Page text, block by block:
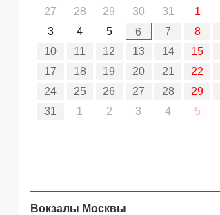
27
28 29 30 31 1
3
4 5 6 7 8
10
11 12 13 14 15
17
18 19 20 21 22
24
25 26 27 28 29
31
1 2 3 4 5
Вокзалы Москвы